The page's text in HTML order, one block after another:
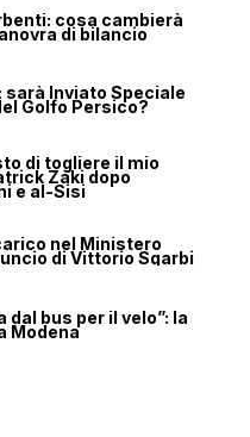
cosa cambierà
di bilancio
sarà Inviato Speciale
Golfo Persico?
di togliere il mio
Zaki dopo
e al-Sisi
nel Ministero
di Vittorio Sgarbi
dal bus per il velo”: la
Modena